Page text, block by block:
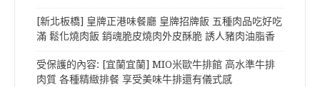
[新北板橋] 皇牌正港味餐廳 皇牌招牌飯 五種肉品吃好吃
滿 鬆化燒肉飯 銷魂脆皮燒肉外皮酥脆 誘人豬肉油脂香
受保護的內容: [宜蘭宜蘭] MIO米歐牛排館 高水準牛排
肉質 各種精緻排餐 享受美味牛排還有儀式感